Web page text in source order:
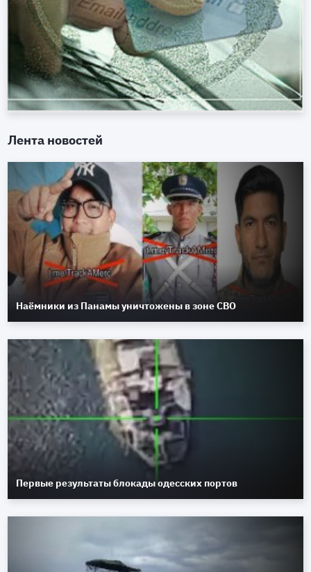
Лента новостей
Наёмники из Панамы уничтожены в зоне СВО
Первые результаты блокады одесских портов